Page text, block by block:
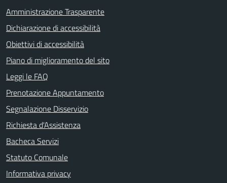
Amministrazione Trasparente
Dichiarazione di accessibilità
Obiettivi di accessibilità
Piano di miglioramento del sito
Leggi le FAQ
Prenotazione Appuntamento
Segnalazione Disservizio
Richiesta d'Assistenza
Bacheca Servizi
Statuto Comunale
Informativa privacy